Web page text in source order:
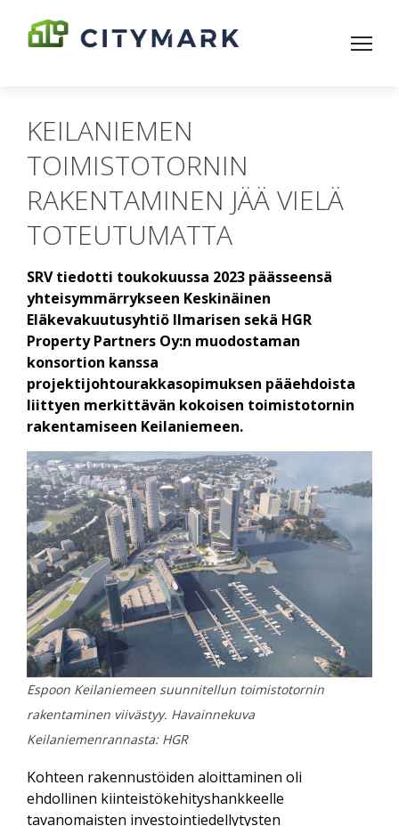
KEILANIEMEN
TOIMISTOTORNIN
RAKENTAMINEN JÄÄ VIELÄ
TOTEUTUMATTA
SRV tiedotti toukokuussa 2023 päässeensä
yhteisymmärrykseen Keskinäinen
Eläkevakuutusyhtiö Ilmarisen sekä HGR
Property Partners Oy:n muodostaman
konsortion kanssa
projektijohtourakkasopimuksen pääehdoista
liittyen merkittävän kokoisen toimistotornin
rakentamiseen Keilaniemeen.
Espoon Keilaniemeen suunnitellun toimistotornin
rakentaminen viivästyy. Havainnekuva
Keilaniemenrannasta: HGR
Kohteen rakennustöiden aloittaminen oli
ehdollinen kiinteistökehityshankkeelle
tavanomaisten investointiedellytysten